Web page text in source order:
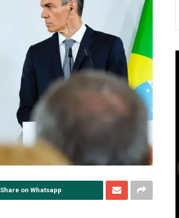
Share on Whatsapp